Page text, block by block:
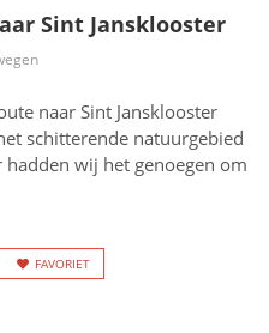
Sint Jansklooster
naar Sint Jansklooster
schitterende natuurgebied
wij het genoegen om
FAVORIET